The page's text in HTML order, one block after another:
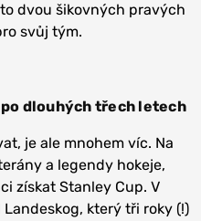
dvou šikovných pravých
svůj tým.
dlouhých třech letech
je ale mnohem víc. Na
a legendy hokeje,
získat Stanley Cup. V
který tři roky (!)